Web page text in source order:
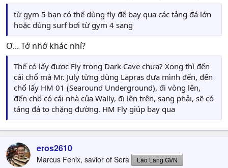
từ gym 5 bạn có thể dùng fly để bay qua các tảng đá lớn
hoặc dùng surf bơi từ gym 4 sang
Ơ... Tớ nhớ khác nhỉ?
Thế có lấy được Fly trong Dark Cave chưa? Xong thì đến
cái chổ mà Mr. July từng dùng Lapras đưa mình đến, đến
chổ lấy HM 01 (Searound Underground), đi vòng lên,
đến chổ có cái nhà của Wally, đi lên trên, sang phải, sẽ có
tảng đá to chặng đường. HM Fly giúp bay qua
eros2610
Marcus Fenix, savior of Sera Lão Làng GVN